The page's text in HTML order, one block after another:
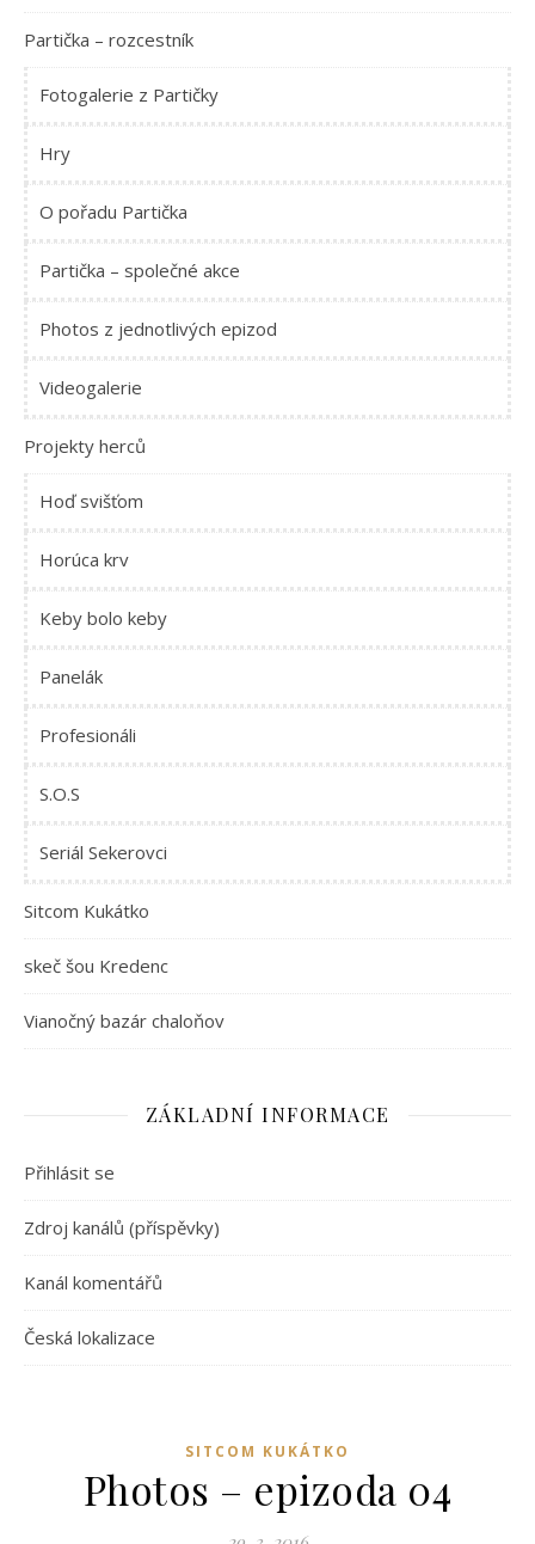
Partička – rozcestník
Fotogalerie z Partičky
Hry
O pořadu Partička
Partička – společné akce
Photos z jednotlivých epizod
Videogalerie
Projekty herců
Hoď svišťom
Horúca krv
Keby bolo keby
Panelák
Profesionáli
S.O.S
Seriál Sekerovci
Sitcom Kukátko
skeč šou Kredenc
Vianočný bazár chaloňov
ZÁKLADNÍ INFORMACE
Přihlásit se
Zdroj kanálů (příspěvky)
Kanál komentářů
Česká lokalizace
SITCOM KUKÁTKO
Photos – epizoda 04